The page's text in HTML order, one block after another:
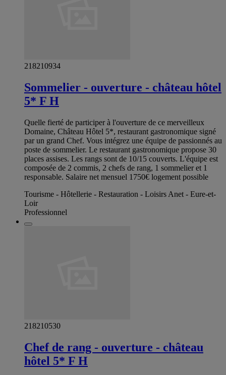
218210934
Sommelier - ouverture - château hôtel
5* F H
Quelle fierté de participer à l'ouverture de ce merveilleux
Domaine, Château Hôtel 5*, restaurant gastronomique signé
par un grand Chef. Vous intégrez une équipe de passionnés au
poste de sommelier. Le restaurant gastronomique propose 30
places assises. Les rangs sont de 10/15 couverts. L'équipe est
composée de 2 commis, 2 chefs de rang, 1 sommelier et 1
responsable. Salaire net mensuel 1750€ logement possible
Tourisme - Hôtellerie - Restauration - Loisirs Anet - Eure-et-
Loir
Professionnel
218210530
Chef de rang - ouverture - château
hôtel 5* F H